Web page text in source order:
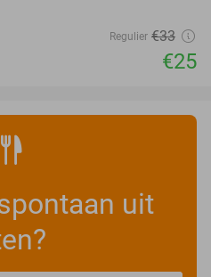
Regulier €33
€25
uit